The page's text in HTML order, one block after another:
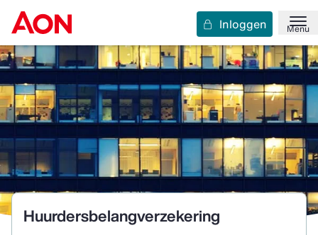
Menu
Inloggen
Huurdersbelangverzekering